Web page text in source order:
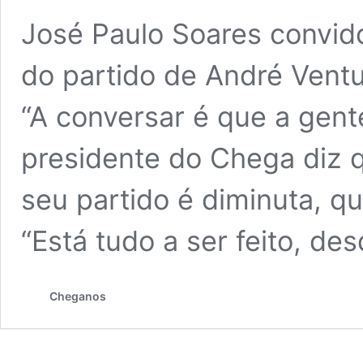
José Paulo Soares
do partido de André
“A conversar é que a
presidente do Chega diz
seu partido é diminuta,
“Está tudo a ser feito,
Cheganos